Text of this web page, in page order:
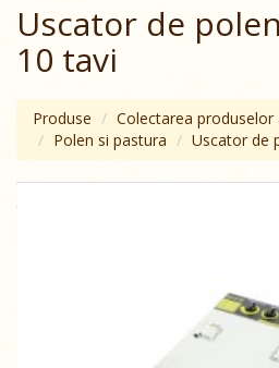
Uscator de
10 tavi
Produse
Colectarea produselor
Polen si pastura
Uscator de